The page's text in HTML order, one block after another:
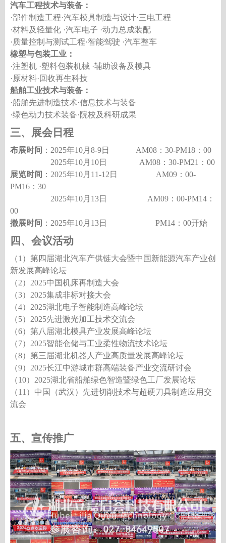
汽车工程技术与装备：
·部件制造工程·汽车模具制造与设计·三电工程
·材料及轻量化 ·汽车电子 ·动力总成装配
·质量控制与测试工程·智能驾驶 ·汽车整车
橡塑与包装工业：
·注塑机 ·塑料包装机械 ·辅助设备及模具
·原材料·回收再生科技
船舶工业技术与装备：
·船舶先进制造技术·信息技术与装备
·绿色动力技术装备·院校及科研成果
三、展会日程
布展时间 ： 2025年10月 8-9日
AM08：30-PM18：00
2025年10月 10日
AM08：30-PM21：00
展览时间 ： 2025年10月 11-12 日
AM09：00-
PM16：30
2025年10月 13日
AM09：00-PM14：
00
撤展时间 ： 2025年10月 13日 PM14：00开始
四、会议活动
（1）第四届湖北汽车产供链大会暨中国新能源汽车产业创
新发展高峰论坛
（2）2025中国机床再制造大会
（3）2025集成非标对接大会
（4）2025湖北电子智能制造高峰论坛
（5）2025先进激光加工技术交流会
（6）第八届湖北模具产业发展高峰论坛
（7）2025智能仓储与工业柔性物流技术论坛
（8）第三届湖北机器人产业高质量发展高峰论坛
（9）2025长江中游城市群高端装备产业交流研讨会
（10）2025湖北省船舶绿色智造暨绿色工厂发展论坛
（11）中国（武汉）先进切削技术与超硬刀具制造应用交
流会
五、宣传推广